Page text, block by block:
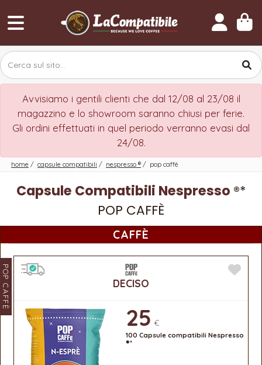
Avvisiamo i gentili clienti che dal 12/08 al 23/08 il
magazzino e lo showroom saranno chiusi per ferie.
Gli ordini effettuati in quel periodo verranno evasi dal
24/08.
home / capsule compatibili / nespresso ® / pop caffè
Capsule Compatibili Nespresso ®*
POP CAFFÈ
CAFFÈ
POP CAFFÈ DECISO
25 €
100 Capsule compatibili Nespresso
®*